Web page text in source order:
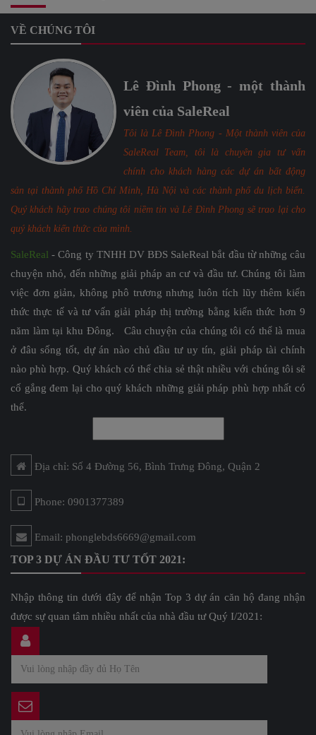
VỀ CHÚNG TÔI
Lê Đình Phong - một thành
viên của SaleReal
Tôi là Lê Đình Phong - Một thành viên của
SaleReal Team, tôi là chuyên gia tư vấn
chính cho khách hàng các dự án bất động
sản tại thành phố Hồ Chí Minh, Hà Nội và các thành phố du lịch biển.
Quý khách hãy trao chúng tôi niềm tin và Lê Đình Phong sẽ trao lại cho
quý khách kiến thức của mình.
SaleReal - Công ty TNHH DV BĐS SaleReal bắt đầu từ những câu
chuyện nhỏ, đến những giải pháp an cư và đầu tư. Chúng tôi làm
việc đơn giản, không phô trương nhưng luôn tích lũy thêm kiến
thức thực tế và tư vấn giải pháp thị trường bằng kiến thức hơn 9
năm làm tại khu Đông. Câu chuyện của chúng tôi có thể là mua
ở đâu sống tốt, dự án nào chủ đầu tư uy tín, giải pháp tài chính
nào phù hợp. Quý khách có thể chia sẻ thật nhiều với chúng tôi sẽ
cố gắng đem lại cho quý khách những giải pháp phù hợp nhất có
thể.
Địa chỉ: Số 4 Đường 56, Bình Trưng Đông, Quận 2
Phone: 0901377389
Email: phonglebds6669@gmail.com
TOP 3 DỰ ÁN ĐẦU TƯ TỐT 2021:
Nhập thông tin dưới đây để nhận Top 3 dự án căn hộ đang nhận
được sự quan tâm nhiều nhất của nhà đầu tư Quý I/2021: